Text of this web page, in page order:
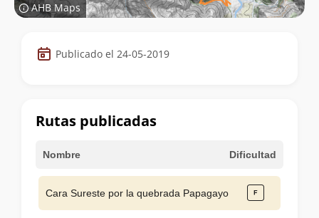
AHB Maps
Datos
de
cumbre
Publicado el 24-05-2019
Rutas publicadas
Nombre Dificultad
Cara Sureste por la quebrada Papagayo